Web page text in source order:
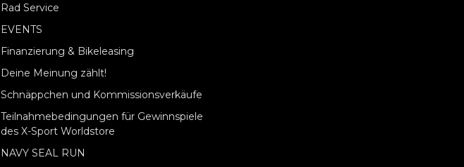
Rad Service
EVENTS
Finanzierung & Bikeleasing
Deine Meinung zählt!
Schnäppchen und Kommissionsverkäufe
Teilnahmebedingungen für Gewinnspiele
des X-Sport Worldstore
NAVY SEAL RUN